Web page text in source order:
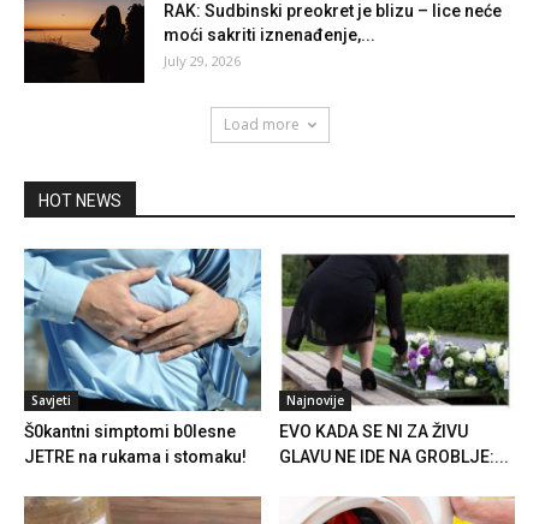
RAK: Sudbinski preokret je blizu – lice neće
moći sakriti iznenađenje,...
July 29, 2026
Load more
HOT NEWS
Savjeti
Š0kantni simptomi b0lesne
JETRE na rukama i stomaku!
Najnovije
EVO KADA SE NI ZA ŽIVU
GLAVU NE IDE NA GROBLJE:...